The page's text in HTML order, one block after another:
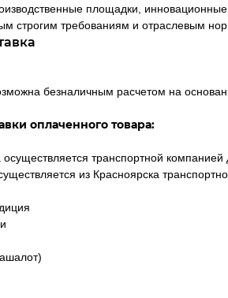
площадки, инновационные
строгим требованиям и отраслевым
безналичным расчетом на
оплаченного товара:
осуществляется транспортной
из Красноярска